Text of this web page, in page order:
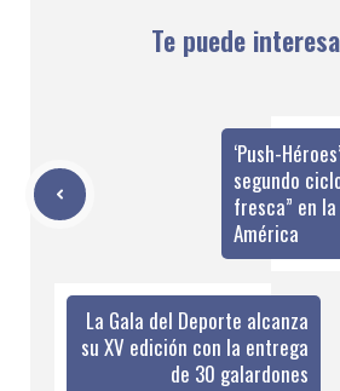
Te puede
‘Push-
segundo
fresca” en
América
La Gala del Deporte alcanza
su XV edición con la entrega
de 30 galardones